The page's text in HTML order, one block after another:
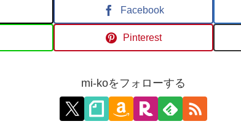
Facebook
Pinterest
mi-koをフォローする